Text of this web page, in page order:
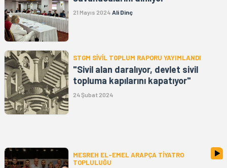
21 Mayıs 2024 Ali Dinç
STGM SİVİL TOPLUM RAPORU YAYIMLANDI
"Sivil alan daralıyor, devlet sivil
topluma kapılarını kapatıyor"
24 Şubat 2024
MESREH EL-EMEL ARAPÇA TİYATRO
TOPLULUĞU